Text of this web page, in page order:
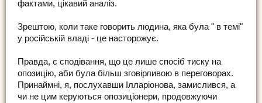
фактами, цікавий аналіз.
Зрештою, коли таке говорить людина, яка була " в темі"
у російській владі - це насторожує.
Правда, є сподівання, що це лише спосіб тиску на
опозицію, аби була більш зговірливою в переговорах.
Принаймні, я, послухавши Ілларіонова, замислився, а
чи не цим керуються опозиціонери, продовжуючи